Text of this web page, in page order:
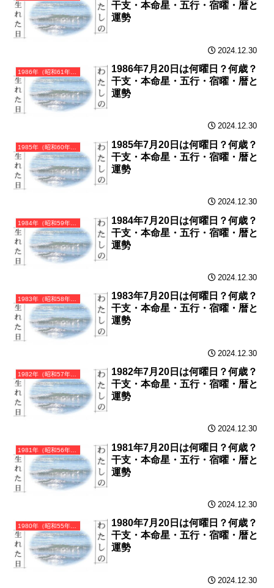
干支・本命星・五行・宿曜・暦と
運勢
2024.12.30
1986年（昭和61年）丙寅（ひのえとら）・寅年（とら年）カレンダー（月曜はじまり）
1986年7月20日は何曜日？何歳？
干支・本命星・五行・宿曜・暦と
運勢
2024.12.30
1985年（昭和60年）乙丑（きのとうし）・丑年（うし年）カレンダー（月曜はじまり）
1985年7月20日は何曜日？何歳？
干支・本命星・五行・宿曜・暦と
運勢
2024.12.30
1984年（昭和59年）甲子（きのえね）・子年（ねずみ年）カレンダー（月曜はじまり）
1984年7月20日は何曜日？何歳？
干支・本命星・五行・宿曜・暦と
運勢
2024.12.30
1983年（昭和58年）癸亥（みずのとい）・亥年（いのしし年）カレンダー（月曜はじまり）
1983年7月20日は何曜日？何歳？
干支・本命星・五行・宿曜・暦と
運勢
2024.12.30
1982年（昭和57年）壬戌（みずのえいぬ）・戌年（いぬ年）カレンダー（月曜はじまり）
1982年7月20日は何曜日？何歳？
干支・本命星・五行・宿曜・暦と
運勢
2024.12.30
1981年（昭和56年）辛酉（かのととり）・酉年（とり年）カレンダー（月曜はじまり）
1981年7月20日は何曜日？何歳？
干支・本命星・五行・宿曜・暦と
運勢
2024.12.30
1980年（昭和55年）庚申（かのえさる）・申年（さる年）カレンダー（月曜はじまり）
1980年7月20日は何曜日？何歳？
干支・本命星・五行・宿曜・暦と
運勢
2024.12.30